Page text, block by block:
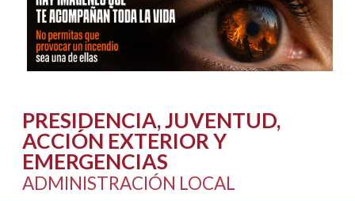
PRESIDENCIA, JUVENTUD,
ACCIÓN EXTERIOR Y
EMERGENCIAS
ADMINISTRACIÓN LOCAL